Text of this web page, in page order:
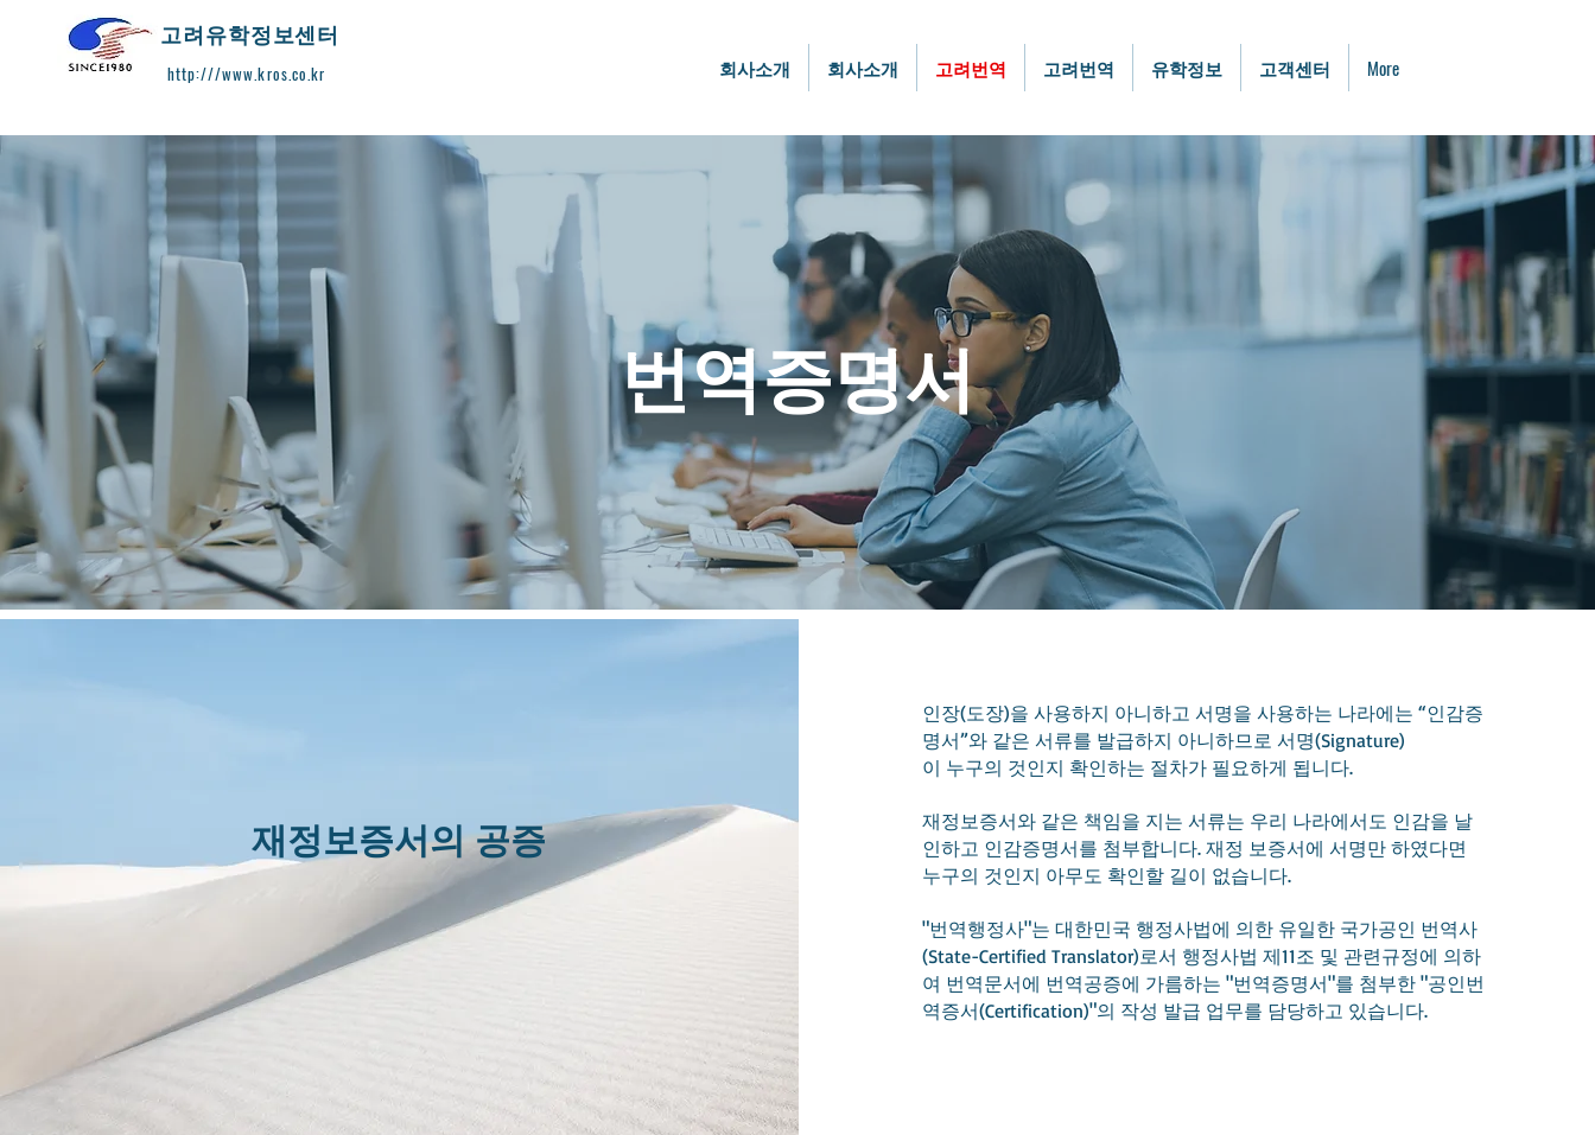
​고려유학정보센터
http:///www.kros.co.kr 회사소개 회사소개 고려번역 고려번역 유학정보 고객센터 More
번역증명서
​재정보증서의 공증
인장(도장)을 사용하지 아니하고 서명을 사용하는 나라에는 “인감증
명서”와 같은 서류를 발급하지 아니하므로 서명(Signature)
이 누구의 것인지 확인하는 절차가 필요하게 됩니다.
재정보증서와 같은 책임을 지는 서류는 우리 나라에서도 인감을 날
인하고 인감증명서를 첨부합니다. 재정 보증서에 서명만 하였다면
누구의 것인지 아무도 확인할 길이 없습니다.
"번역행정사"는 대한민국 행정사법에 의한 유일한 국가공인 번역사
(State-Certified Translator)로서 행정사법 제11조 및 관련규정에 의하
여 번역문서에 번역공증에 가름하는 "번역증명서"를 첨부한 "공인번
역증서(Certification)"의 작성 발급 업무를 담당하고 있습니다.